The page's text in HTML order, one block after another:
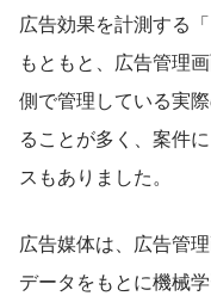
広告効果を計測する
もともと、広告管理
側で管理している実
ることが多く、案件
スもありました。
広告媒体は、広告管
データをもとに機械